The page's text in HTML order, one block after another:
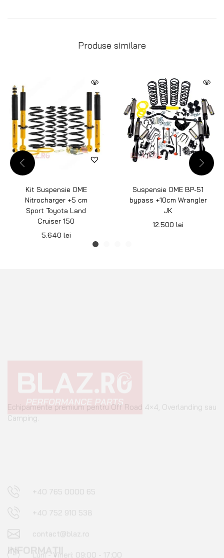
Produse similare
Kit Suspensie OME
Nitrocharger +5 cm
Sport Toyota Land
Cruiser 150
5.640 lei
Suspensie OME BP-51
bypass +10cm Wrangler
JK
12.500 lei
Luni - Vineri: 09:00 - 17:00
Configurator roți